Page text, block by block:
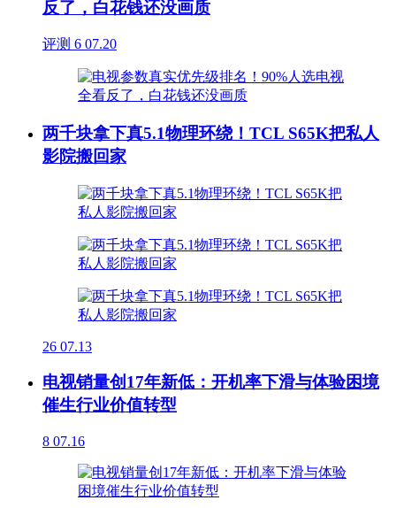
反了，白花钱还没画质
评测 6 07.20
两千块拿下真5.1物理环绕！TCL S65K把私人
影院搬回家
26 07.13
电视销量创17年新低：开机率下滑与体验困境
催生行业价值转型
8 07.16